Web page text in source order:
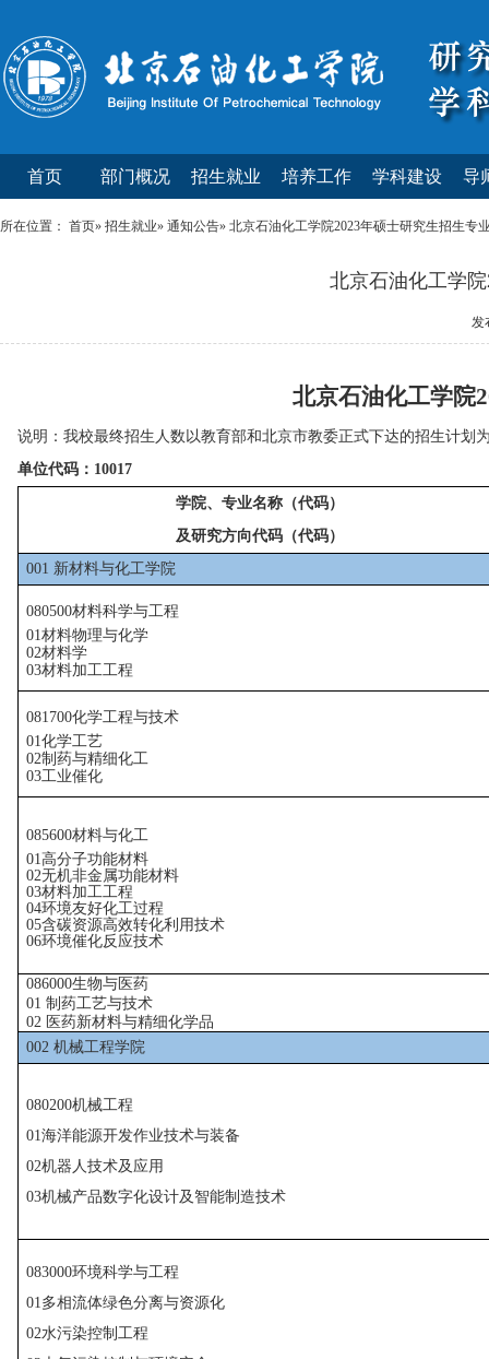
首页 部门概况 招生就业 培养工作 学科建设 导
所在位置： 首页» 招生就业» 通知公告» 北京石油化工学院2023年硕士研究生招生专
北京石油化工学
发
北京石油化工学院
说明： 我校最终招生人数以教育部和北京市教委正式下达的招生计划
单位代码：10017
学院、专业名称（代码）
及研究方向代码（代码）
001 新材料与化工学院
080500材料科学与工程
01材料物理与化学
02材料学
03材料加工工程
081700化学工程与技术
01化学工艺
02制药与精细化工
03工业催化
085600材料与化工
01高分子功能材料
02无机非金属功能材料
03材料加工工程
04环境友好化工过程
05含碳资源高效转化利用技术
06环境催化反应技术
086000生物与医药
01 制药工艺与技术
02 医药新材料与精细化学品
002 机械工程学院
080200机械工程
01海洋能源开发作业技术与装备
02机器人技术及应用
03机械产品数字化设计及智能制造技术
083000环境科学与工程
01多相流体绿色分离与资源化
02水污染控制工程